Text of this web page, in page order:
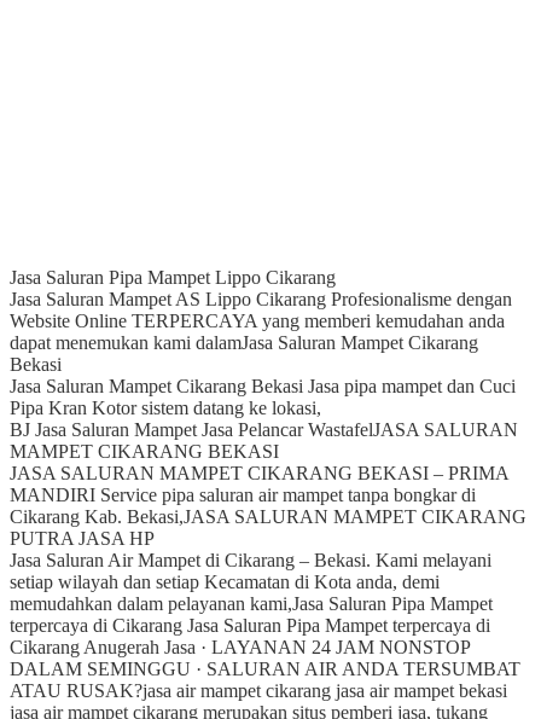
Jasa Saluran Pipa Mampet Lippo Cikarang
Jasa Saluran Mampet AS Lippo Cikarang Profesionalisme dengan
Website Online TERPERCAYA yang memberi kemudahan anda
dapat menemukan kami dalamJasa Saluran Mampet Cikarang
Bekasi
Jasa Saluran Mampet Cikarang Bekasi Jasa pipa mampet dan Cuci
Pipa Kran Kotor sistem datang ke lokasi,
BJ Jasa Saluran Mampet Jasa Pelancar WastafelJASA SALURAN
MAMPET CIKARANG BEKASI
JASA SALURAN MAMPET CIKARANG BEKASI – PRIMA
MANDIRI Service pipa saluran air mampet tanpa bongkar di
Cikarang Kab. Bekasi,JASA SALURAN MAMPET CIKARANG
PUTRA JASA HP
Jasa Saluran Air Mampet di Cikarang – Bekasi. Kami melayani
setiap wilayah dan setiap Kecamatan di Kota anda, demi
memudahkan dalam pelayanan kami,Jasa Saluran Pipa Mampet
terpercaya di Cikarang Jasa Saluran Pipa Mampet terpercaya di
Cikarang Anugerah Jasa · LAYANAN 24 JAM NONSTOP
DALAM SEMINGGU · SALURAN AIR ANDA TERSUMBAT
ATAU RUSAK?jasa air mampet cikarang jasa air mampet bekasi
jasa air mampet cikarang merupakan situs pemberi jasa, tukang